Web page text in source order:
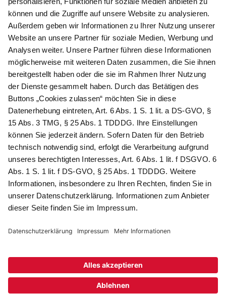
Newsletter abonnieren
Als Dankeschön für Ihr D&K Newsletter-Abo
erhalten Sie ein 10 € -Gutschein:
Das sind Ihre Vorteile
@ Newsletter Abonnieren
Wir verarbeiten Ihre Daten gemäß unserer
Datenschutzerklärung .
Preise zzgl. gesetzlich gültiger MwSt., zzgl.
Sichere Daten dank SSL-Verschlüsselung.